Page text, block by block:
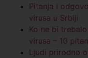
Pitanja i
virusa u Srbiji
Ko ne bi
virusa – 10
Ljudi prirodno